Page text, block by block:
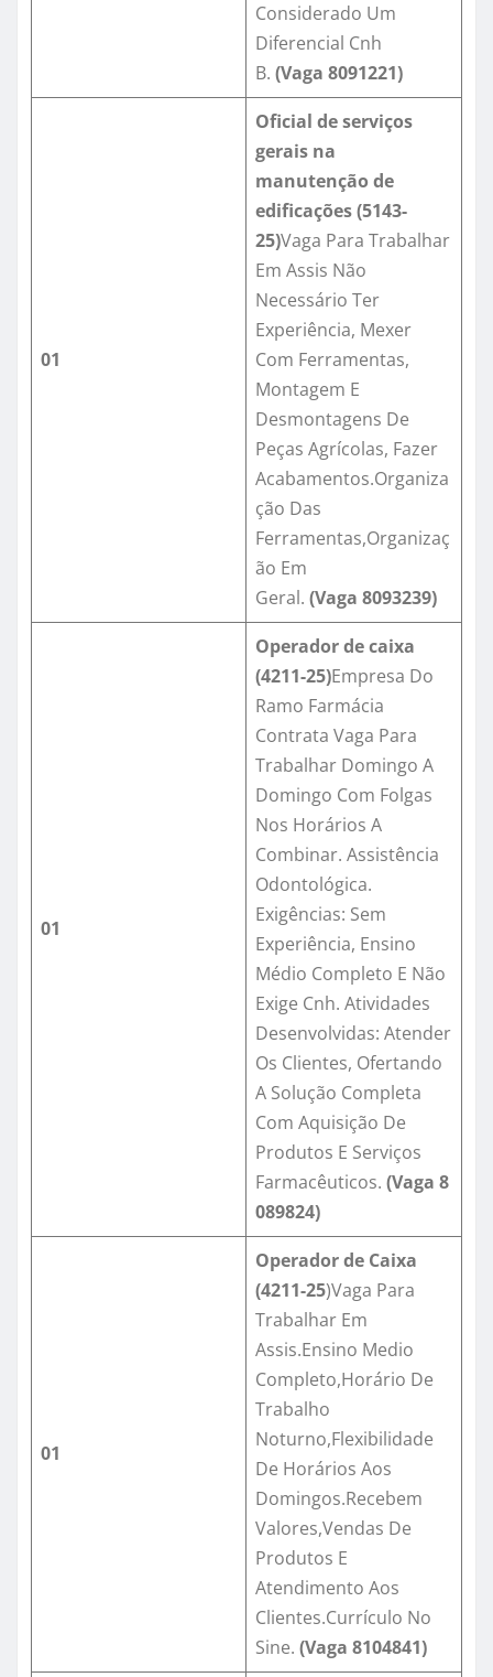
Considerado Um
Diferencial Cnh
B. (Vaga 8091221)
01
Oficial de serviços
gerais na
manutenção de
edificações (5143-
25)Vaga Para Trabalhar
Em Assis Não
Necessário Ter
Experiência, Mexer
Com Ferramentas,
Montagem E
Desmontagens De
Peças Agrícolas, Fazer
Acabamentos.Organiza
ção Das
Ferramentas,Organizaç
ão Em
Geral. (Vaga 8093239)
01
Operador de caixa
(4211-25)Empresa Do
Ramo Farmácia
Contrata Vaga Para
Trabalhar Domingo A
Domingo Com Folgas
Nos Horários A
Combinar. Assistência
Odontológica.
Exigências: Sem
Experiência, Ensino
Médio Completo E Não
Exige Cnh. Atividades
Desenvolvidas: Atender
Os Clientes, Ofertando
A Solução Completa
Com Aquisição De
Produtos E Serviços
Farmacêuticos. (Vaga 8
089824)
01
Operador de Caixa
(4211-25)Vaga Para
Trabalhar Em
Assis.Ensino Medio
Completo,Horário De
Trabalho
Noturno,Flexibilidade
De Horários Aos
Domingos.Recebem
Valores,Vendas De
Produtos E
Atendimento Aos
Clientes.Currículo No
Sine. (Vaga 8104841)